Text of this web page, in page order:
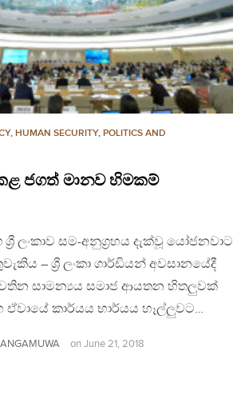
, HUMAN SECURITY, POLITICS AND
ජගත් මානව හිමකම්
ලංකාව සම-අනුග්‍රහය දැක්වූ යෝජනවාට
– ශ්‍රී ලංකා ගාර්ඩියන් අවසානයේදී
සාමන්‍යය සමාජ ආයතන හිතලුවක්
කාර්යය භාර්යය හෑල්ලුවට…
on June 21, 2018